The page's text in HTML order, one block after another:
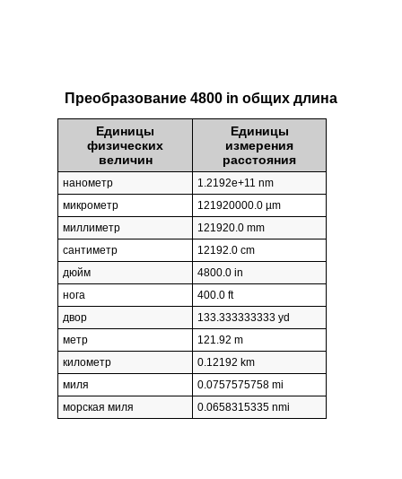
Преобразование 4800 in общих длина
Единицы
физических
величин
Единицы
измерения
расстояния
нанометр
1.2192e+11 nm
микрометр
121920000.0 µm
миллиметр
121920.0 mm
сантиметр
12192.0 cm
дюйм
4800.0 in
нога
400.0 ft
двор
133.333333333 yd
метр
121.92 m
километр
0.12192 km
миля
0.0757575758 mi
морская миля
0.0658315335 nmi